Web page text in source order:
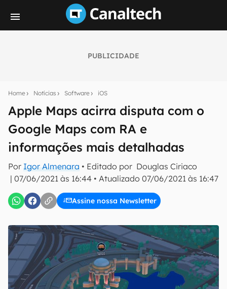
PUBLICIDADE
Home Notícias Software iOS
Apple Maps acirra disputa com o
Google Maps com RA e
informações mais detalhadas
Por Igor Almenara • Editado por Douglas Ciriaco
| 07/06/2021 às 16:44 • Atualizado 07/06/2021 às 16:47
Assine nossa Newsletter
notícias e reviews sobre tecnologia em primeira
mão.
E-mail
inscreva-se
Confirmo que li, aceito e concordo com os Termos de
Uso e Política de Privacidade do Canaltech.